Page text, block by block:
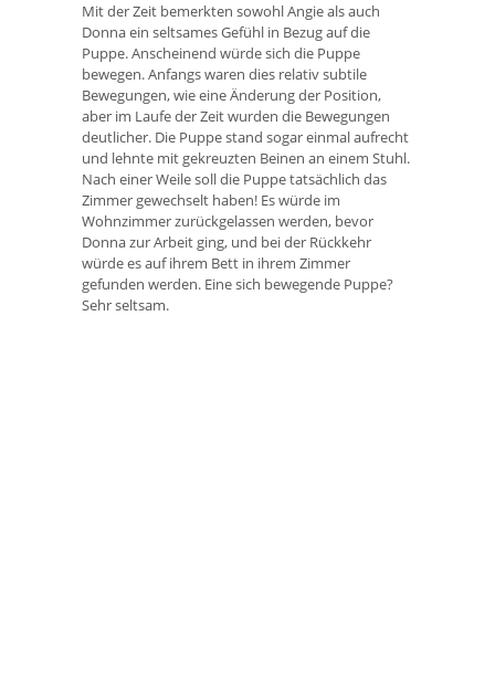
Mit der Zeit bemerkten sowohl Angie als auch
Donna ein seltsames Gefühl in Bezug auf die
Puppe. Anscheinend würde sich die Puppe
bewegen. Anfangs waren dies relativ subtile
Bewegungen, wie eine Änderung der Position,
aber im Laufe der Zeit wurden die Bewegungen
deutlicher. Die Puppe stand sogar einmal aufrecht
und lehnte mit gekreuzten Beinen an einem Stuhl.
Nach einer Weile soll die Puppe tatsächlich das
Zimmer gewechselt haben! Es würde im
Wohnzimmer zurückgelassen werden, bevor
Donna zur Arbeit ging, und bei der Rückkehr
würde es auf ihrem Bett in ihrem Zimmer
gefunden werden. Eine sich bewegende Puppe?
Sehr seltsam.